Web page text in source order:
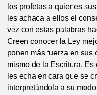
los profetas a quienes
les achaca a ellos el
vez con estas palabras
Creen conocer la Ley
ponen más fuerza en sus
mismo de la Escritura.
les echa en cara que se
interpretándola a su